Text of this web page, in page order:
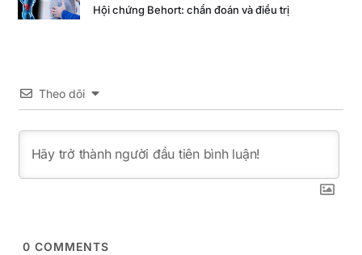
Hội chứng Behort: chẩn đoán và điều trị
Theo dõi
0 COMMENTS